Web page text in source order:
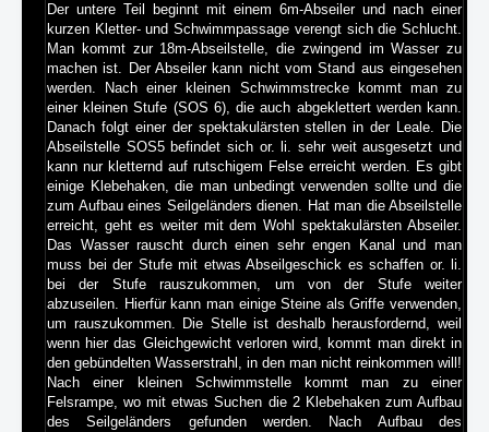
Der untere Teil beginnt mit einem 6m-Abseiler und nach einer
kurzen Kletter- und Schwimmpassage verengt sich die Schlucht.
Man kommt zur 18m-Abseilstelle, die zwingend im Wasser zu
machen ist. Der Abseiler kann nicht vom Stand aus eingesehen
werden. Nach einer kleinen Schwimmstrecke kommt man zu
einer kleinen Stufe (SOS 6), die auch abgeklettert werden kann.
Danach folgt einer der spektakulärsten stellen in der Leale. Die
Abseilstelle SOS5 befindet sich or. li. sehr weit ausgesetzt und
kann nur kletternd auf rutschigem Felse erreicht werden. Es gibt
einige Klebehaken, die man unbedingt verwenden sollte und die
zum Aufbau eines Seilgeländers dienen. Hat man die Abseilstelle
erreicht, geht es weiter mit dem Wohl spektakulärsten Abseiler.
Das Wasser rauscht durch einen sehr engen Kanal und man
muss bei der Stufe mit etwas Abseilgeschick es schaffen or. li.
bei der Stufe rauszukommen, um von der Stufe weiter
abzuseilen. Hierfür kann man einige Steine als Griffe verwenden,
um rauszukommen. Die Stelle ist deshalb herausfordernd, weil
wenn hier das Gleichgewicht verloren wird, kommt man direkt in
den gebündelten Wasserstrahl, in den man nicht reinkommen will!
Nach einer kleinen Schwimmstelle kommt man zu einer
Felsrampe, wo mit etwas Suchen die 2 Klebehaken zum Aufbau
des Seilgeländers gefunden werden. Nach Aufbau des